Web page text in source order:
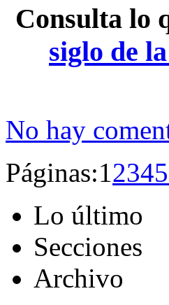
Consulta lo
siglo de
No hay
Páginas:12345
Lo último
Secciones
Archivo